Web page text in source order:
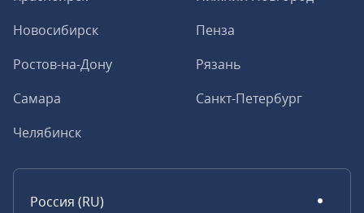
Новосибирск
Пенза
Ростов-на-Дону
Рязань
Самара
Санкт-Петербург
Челябинск
Россия (RU)